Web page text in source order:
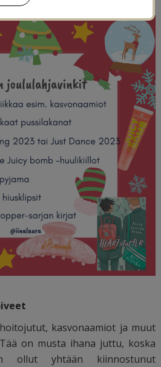
kasvonaamiot ja muut
on musta ihana juttu, koska
ollut yhtään kiinnostunut